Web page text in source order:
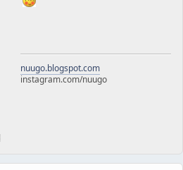
nuugo.blogspot.com
instagram.com/nuugo